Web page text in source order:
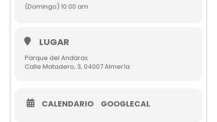
(Domingo) 10:00 am
LUGAR
Parque del Andarax
Calle Matadero, 3, 04007 Almería
CALENDARIO GOOGLECAL